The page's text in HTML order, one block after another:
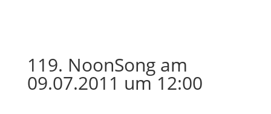
119. NoonSong am
09.07.2011 um 12:00